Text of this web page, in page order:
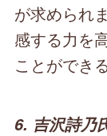
が求められ
感する力を
ことができ
6. 吉沢詩乃